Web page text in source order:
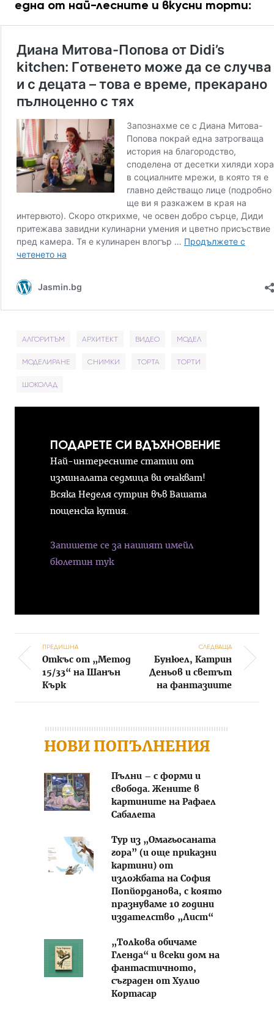
една от най-лесните и вкусни торти:
АЛГОРИТЪМ АРХИТЕКТ ВИДЕО МОДЕЛ
МОДЕЛИРАНЕ СНИМКИ ТОРТА ТОРТИ
ШОКОЛАД
ПОДАРЕТЕ СИ ВДЪХНОВЕНИЕ
Най-интересните статии от
изминалата седмица ви очакват!
Всяка Неделя сутрин във Вашата
пощенска кутия.
Запишете се за нашият имейл
бюлетин тук
Post navigation
ПРЕДИШНА
Откъс от „Метод
15/33“ на Шанън
Кърк
СЛЕДВАЩА
Бунюел, Катрин
Деньов и светът
на фантазиите
НОВИ ПОПЪЛНЕНИЯ
Пълни – с форми и
свобода. Жените в
картините на Рафаел
Сабалета
Тур из „Омагьосаната
гора” (и още приказни
картини) от
изложбата на София
Попйорданова, с която
празнуваме 10 години
издателство „Лист“
„Толкова обичаме
Гленда“ и всеки дом на
фантастичното,
съграден от Хулио
Кортасар